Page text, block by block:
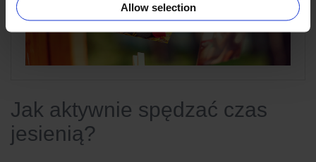
Allow selection
Jak aktywnie spędzać czas
jesienią?